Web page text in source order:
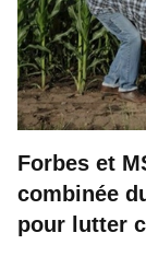
Forbes et
combinée
pour lutter